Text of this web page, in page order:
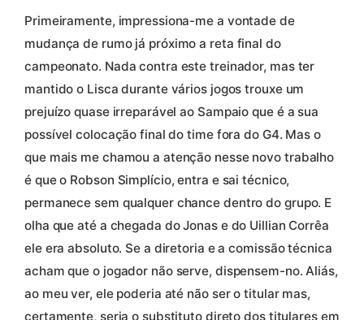
Primeiramente, impressiona-me a vontade de
mudança de rumo já próximo a reta final do
campeonato. Nada contra este treinador, mas ter
mantido o Lisca durante vários jogos trouxe um
prejuízo quase irreparável ao Sampaio que é a sua
possível colocação final do time fora do G4. Mas o
que mais me chamou a atenção nesse novo trabalho
é que o Robson Simplício, entra e sai técnico,
permanece sem qualquer chance dentro do grupo. E
olha que até a chegada do Jonas e do Uillian Corrêa
ele era absoluto. Se a diretoria e a comissão técnica
acham que o jogador não serve, dispensem-no. Aliás,
ao meu ver, ele poderia até não ser o titular mas,
certamente, seria o substituto direto dos titulares em